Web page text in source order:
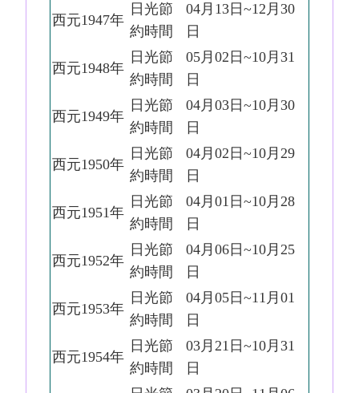
西元1947年
日光節
約時間
04月13日~12月30
日
西元1948年
日光節
約時間
05月02日~10月31
日
西元1949年
日光節
約時間
04月03日~10月30
日
西元1950年
日光節
約時間
04月02日~10月29
日
西元1951年
日光節
約時間
04月01日~10月28
日
西元1952年
日光節
約時間
04月06日~10月25
日
西元1953年
日光節
約時間
04月05日~11月01
日
西元1954年
日光節
約時間
03月21日~10月31
日